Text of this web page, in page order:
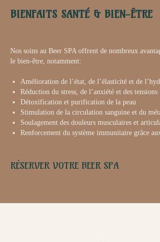
BIENFAITS SANTÉ & BIEN-ÊTRE
Nos soins au Beer SPA offrent de nombreux
le bien-être, notamment:
Amélioration de l’état, de l’élasticité et de
Réduction du stress, de l’anxiété et des tensions
Détoxification et purification de la peau
Stimulation de la circulation sanguine et du
Soulagement des douleurs musculaires et
Renforcement du système immunitaire grâce
RÉSERVER VOTRE BEER SPA